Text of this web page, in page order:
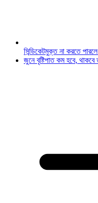
সি‌ন্ডিকেটমুক্ত না করতে
জুনে বৃষ্টিপাত কম হবে, থাকবে